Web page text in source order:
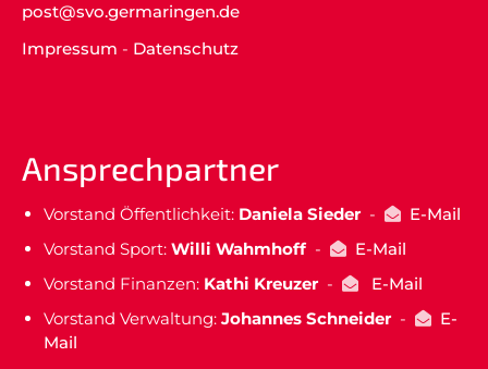
post@svo.germaringen.de
Impressum - Datenschutz
Ansprechpartner
Vorstand Öffentlichkeit: Daniela Sieder-
E-Mail
Vorstand Sport: Willi Wahmhoff-
E-Mail
Vorstand Finanzen: Kathi Kreuzer-
E-Mail
Vorstand Verwaltung: Johannes Schneider -
E-
Mail